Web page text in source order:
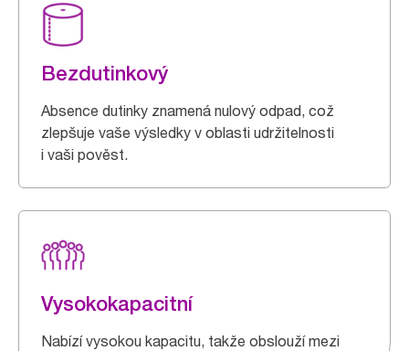
Bezdutinkový
Absence dutinky znamená nulový odpad, což
zlepšuje vaše výsledky v oblasti udržitelnosti
i vaši pověst.
Vysokokapacitní
Nabízí vysokou kapacitu, takže obslouží mezi